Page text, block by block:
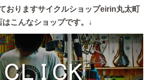
おりますサイクルショップeirin丸太町
はこんなショップです。↓